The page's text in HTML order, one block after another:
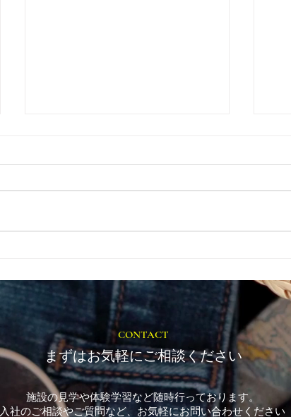
制度です
CONTACT
まずはお気軽にご相談ください
施設の見学や体験学習など随時行っております。
入社のご相談やご質問など、お気軽にお問い合わせください